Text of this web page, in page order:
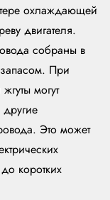
охлаждающей
двигателя.
собраны в
При
могут
другие
Это может
коротких